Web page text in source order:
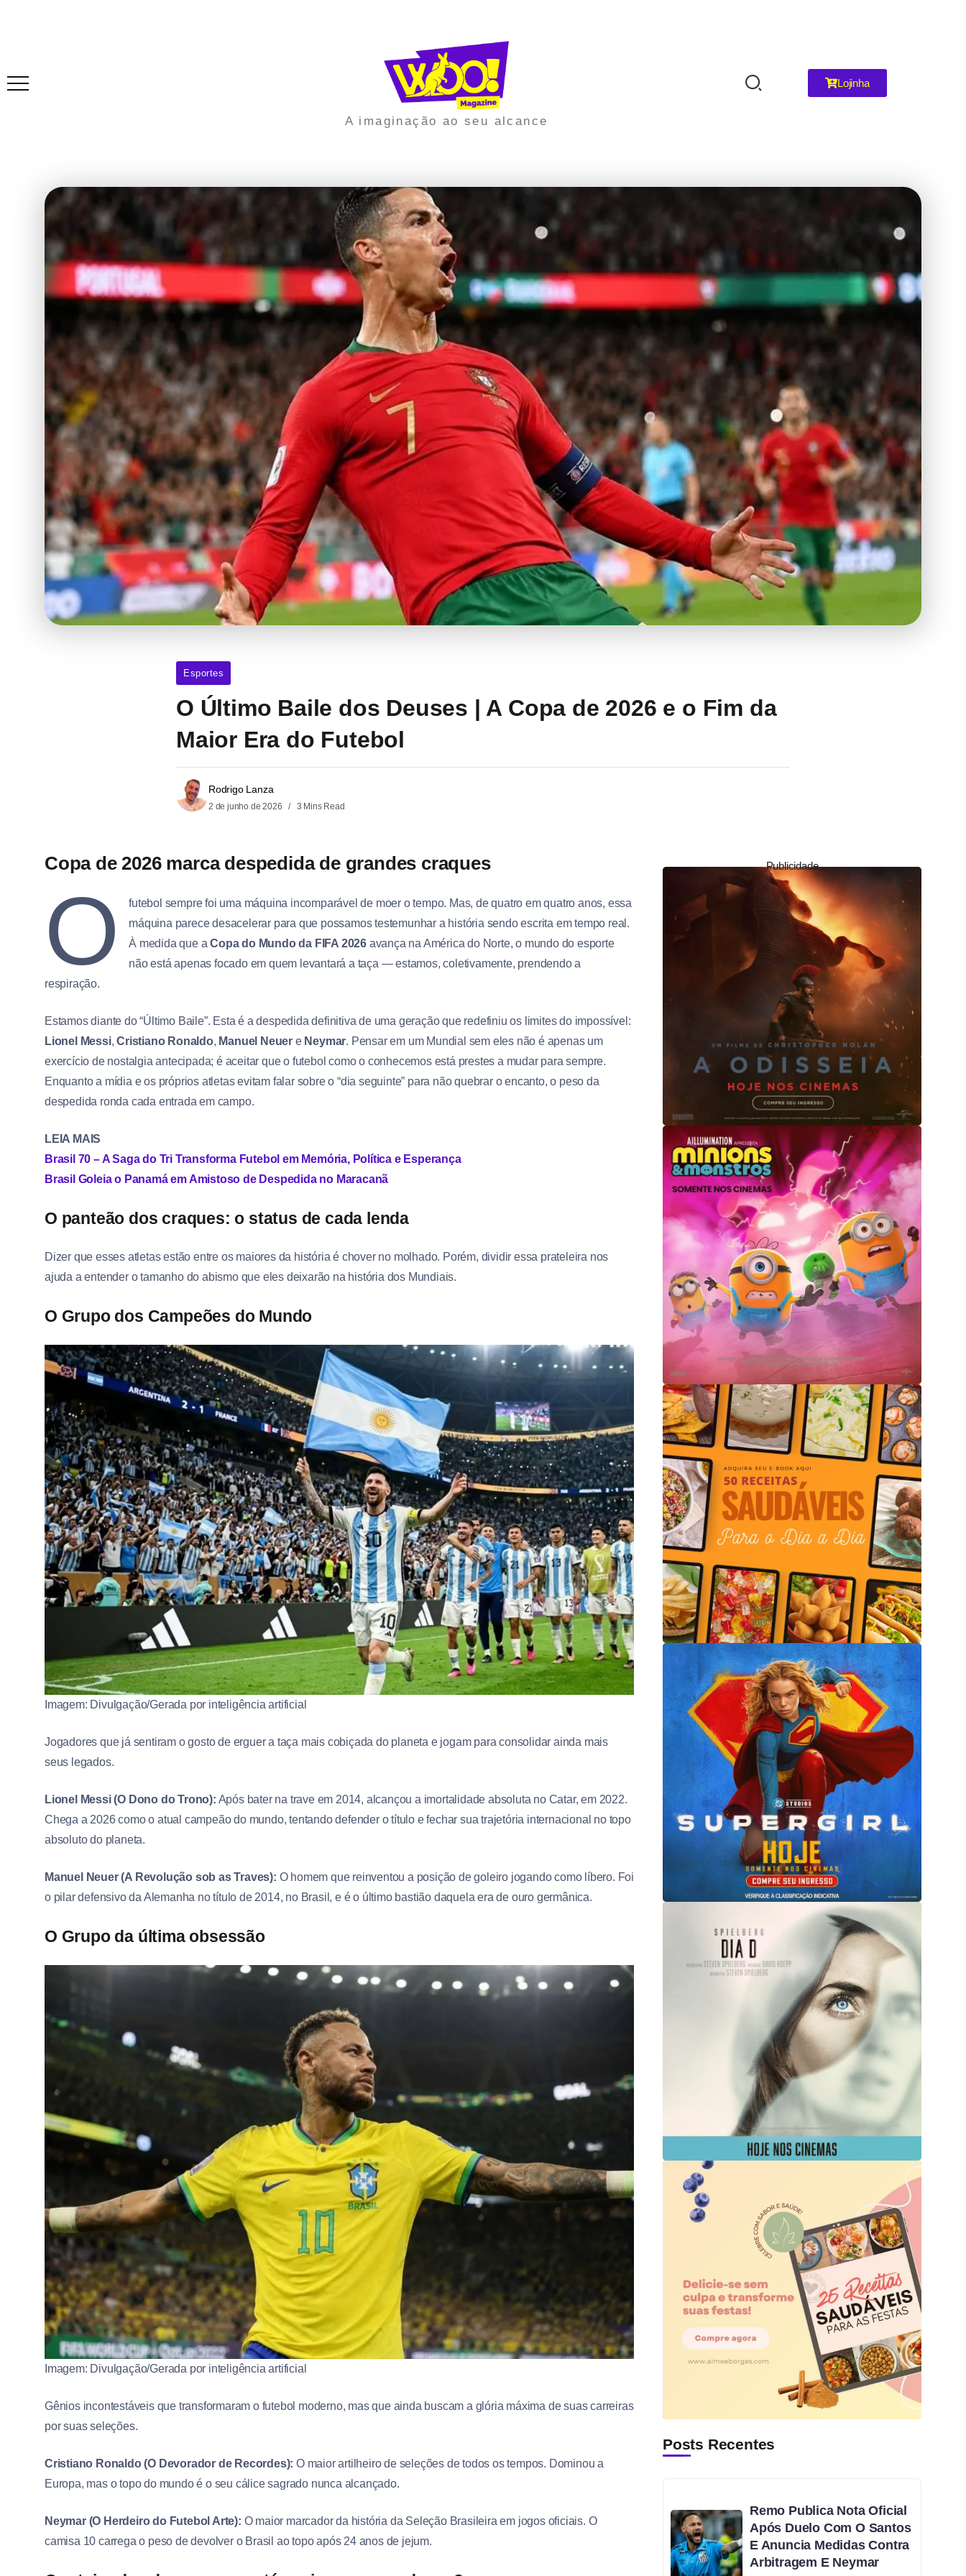
A imaginação ao seu alcance
Lojinha
Esportes
O Último Baile dos Deuses | A Copa de 2026 e o Fim da
Maior Era do Futebol
Rodrigo Lanza
2 de junho de 2026 3 Mins Read
Copa de 2026 marca despedida de grandes craques
O
futebol sempre foi uma máquina incomparável de moer o tempo. Mas, de quatro em quatro anos, essa
máquina parece desacelerar para que possamos testemunhar a história sendo escrita em tempo real.
À medida que aCopa do Mundo da FIFA 2026 avança na América do Norte, o mundo do esporte
não está apenas focado em quem levantará a taça — estamos, coletivamente, prendendo a
respiração.
Estamos diante do “Último Baile”. Esta é a despedida definitiva de uma geração que redefiniu os limites do impossível:
Lionel Messi,Cristiano Ronaldo, Manuel Neuer e Neymar. Pensar em um Mundial sem eles não é apenas um
exercício de nostalgia antecipada; é aceitar que o futebol como o conhecemos está prestes a mudar para sempre.
Enquanto a mídia e os próprios atletas evitam falar sobre o “dia seguinte” para não quebrar o encanto, o peso da
despedida ronda cada entrada em campo.
LEIA MAIS
Brasil 70 – A Saga do Tri Transforma Futebol em Memória, Política e Esperança
Brasil Goleia o Panamá em Amistoso de Despedida no Maracanã
O panteão dos craques: o status de cada lenda
Dizer que esses atletas estão entre os maiores da história é chover no molhado. Porém, dividir essa prateleira nos
ajuda a entender o tamanho do abismo que eles deixarão na história dos Mundiais.
O Grupo dos Campeões do Mundo
Imagem: Divulgação/Gerada por inteligência artificial
Jogadores que já sentiram o gosto de erguer a taça mais cobiçada do planeta e jogam para consolidar ainda mais
seus legados.
Lionel Messi (O Dono do Trono): Após bater na trave em 2014, alcançou a imortalidade absoluta no Catar, em 2022.
Chega a 2026 como o atual campeão do mundo, tentando defender o título e fechar sua trajetória internacional no topo
absoluto do planeta.
Manuel Neuer (A Revolução sob as Traves): O homem que reinventou a posição de goleiro jogando como líbero. Foi
o pilar defensivo da Alemanha no título de 2014, no Brasil, e é o último bastião daquela era de ouro germânica.
O Grupo da última obsessão
Imagem: Divulgação/Gerada por inteligência artificial
Gênios incontestáveis que transformaram o futebol moderno, mas que ainda buscam a glória máxima de suas carreiras
por suas seleções.
Cristiano Ronaldo (O Devorador de Recordes): O maior artilheiro de seleções de todos os tempos. Dominou a
Europa, mas o topo do mundo é o seu cálice sagrado nunca alcançado.
Neymar (O Herdeiro do Futebol Arte): O maior marcador da história da Seleção Brasileira em jogos oficiais. O
camisa 10 carrega o peso de devolver o Brasil ao topo após 24 anos de jejum.
Publicidade
Posts Recentes
Remo Publica Nota Oficial
Após Duelo Com O Santos
E Anuncia Medidas Contra
Arbitragem E Neymar